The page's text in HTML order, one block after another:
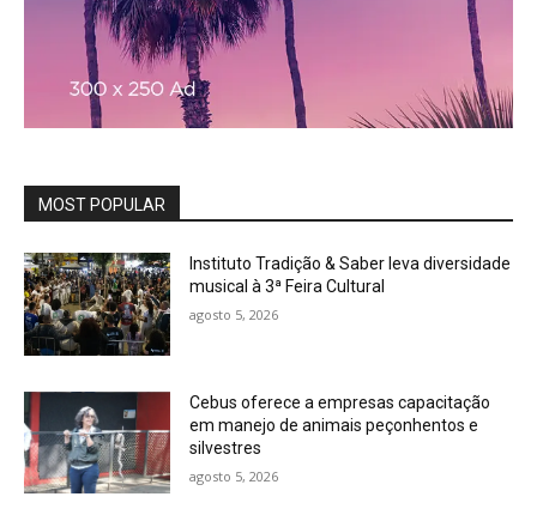
MOST POPULAR
Instituto Tradição & Saber leva diversidade
musical à 3ª Feira Cultural
agosto 5, 2026
Cebus oferece a empresas capacitação
em manejo de animais peçonhentos e
silvestres
agosto 5, 2026